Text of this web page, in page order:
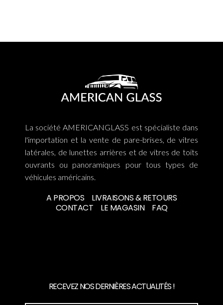
La société AMERICANGLASS est spécialiste dans
l'importation et la vente de pare-brises, de vitres
latérales, de lunettes arrières et de vitres de toits
ouvrants ou panoramiques pour tous types de
véhicules américains.
A PROPOS
LIVRAISONS & RETOURS
CONTACT
LE MAGASIN FAQ
RECEVEZ NOS DERNIÈRES ACTUALITÉS !